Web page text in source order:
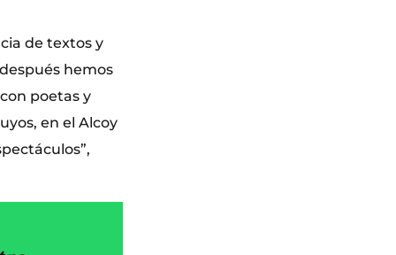
de textos y
hemos
poetas y
en el Alcoy